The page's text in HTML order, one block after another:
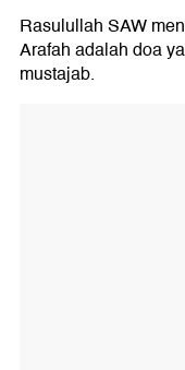
Rasulullah SAW
Arafah adalah doa
mustajab.